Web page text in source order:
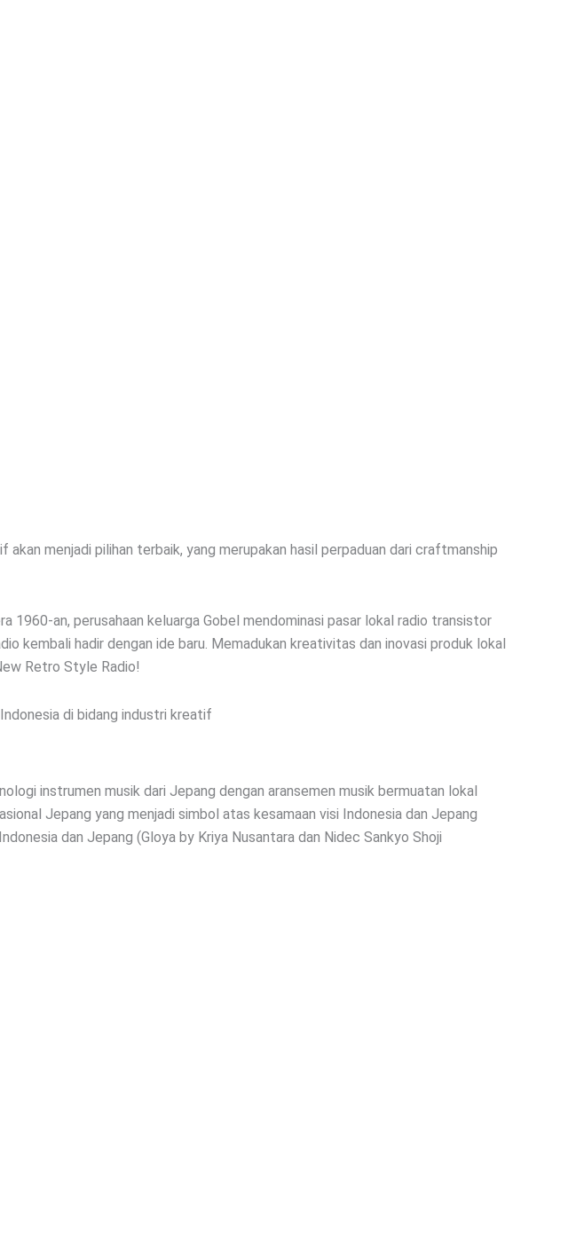
menjadi pilihan terbaik, yang merupakan hasil perpaduan dari craftmanship
1960-an, perusahaan keluarga Gobel mendominasi pasar lokal radio transistor
kembali hadir dengan ide baru. Memadukan kreativitas dan inovasi produk lokal
Retro Style Radio!
di bidang industri kreatif
instrumen musik dari Jepang dengan aransemen musik bermuatan lokal
Jepang yang menjadi simbol atas kesamaan visi Indonesia dan Jepang
dan Jepang (Gloya by Kriya Nusantara dan Nidec Sankyo Shoji